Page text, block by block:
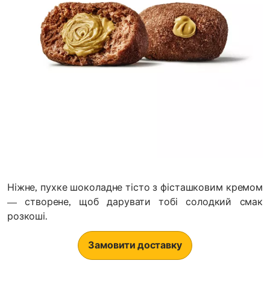
Ніжне, пухке шоколадне тісто з фісташковим кремом
— створене, щоб дарувати тобі солодкий смак
розкоші.
Замовити доставку